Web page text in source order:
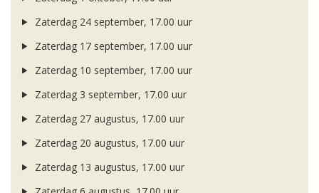
Zaterdag 24 september, 17.00 uur
Zaterdag 17 september, 17.00 uur
Zaterdag 10 september, 17.00 uur
Zaterdag 3 september, 17.00 uur
Zaterdag 27 augustus, 17.00 uur
Zaterdag 20 augustus, 17.00 uur
Zaterdag 13 augustus, 17.00 uur